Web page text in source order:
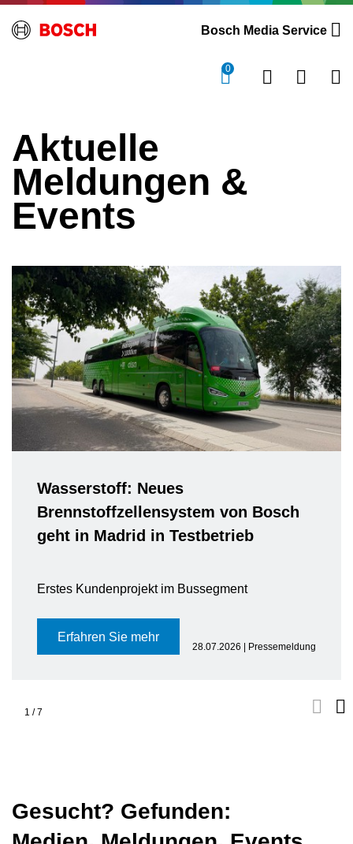
Bosch Media Service
0
Aktuelle
Meldungen &
Events
Wasserstoff: Neues
Brennstoffzellensystem von Bosch
geht in Madrid in Testbetrieb
Erstes Kundenprojekt im Bussegment
Erfahren Sie mehr
28.07.2026 | Pressemeldung
1 /7
Gesucht? Gefunden: